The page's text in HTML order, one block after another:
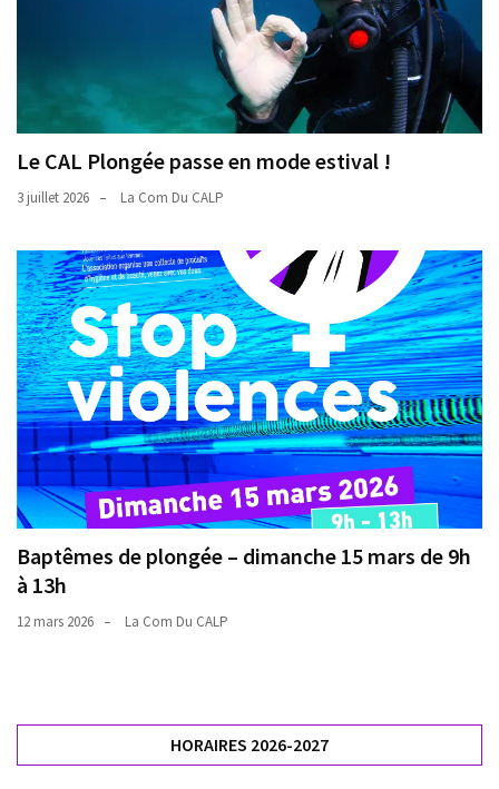
Le CAL Plongée passe en mode estival !
3 juillet 2026 La Com Du CALP
Baptêmes de plongée – dimanche 15 mars de 9h
à 13h
12 mars 2026 La Com Du CALP
HORAIRES 2026-2027